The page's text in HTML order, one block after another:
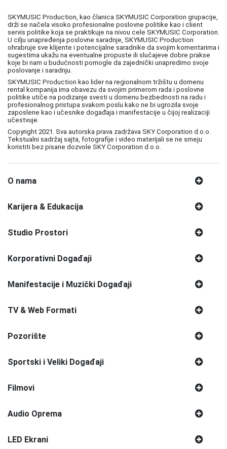
SKYMUSIC Production, kao članica SKYMUSIC Corporation grupacije,
drži se načela visoko profesionalne poslovne politike kao i client
servis politike koja se praktikuje na nivou cele SKYMUSIC Corporation.
U cilju unapređenja poslovne saradnje, SKYMUSIC Production
ohrabruje sve klijente i potencijalne saradnike da svojim komentarima i
sugestima ukažu na eventualne propuste ili slučajeve dobre prakse
koje bi nam u budućnosti pomogle da zajednički unapredimo svoje
poslovanje i saradnju.
SKYMUSIC Production kao lider na regionalnom tržištu u domenu
rental kompanija ima obavezu da svojim primerom rada i poslovne
politike utiče na podizanje svesti u domenu bezbednosti na radu i
profesionalnog pristupa svakom poslu kako ne bi ugrozila svoje
zaposlene kao i učesnike događaja i manifestacije u čijoj realizaciji
učestvuje.
Copyright 2021. Sva autorska prava zadržava SKY Corporation d.o.o.
Tekstualni sadržaj sajta, fotografije i video materijali se ne smeju
koristiti bez pisane dozvole SKY Corporation d.o.o.
O nama
Karijera & Edukacija
Studio Prostori
Korporativni Događaji
Manifestacije i Muzički Događaji
TV & Web Formati
Pozorište
Sportski i Veliki Događaji
Filmovi
Audio Oprema
LED Ekrani